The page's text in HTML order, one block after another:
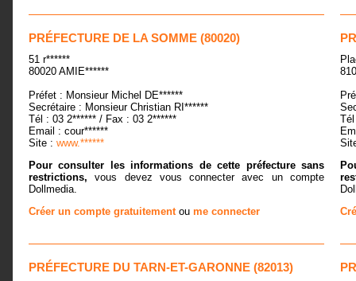
PRÉFECTURE DE LA SOMME (80020)
51 r******
80020 AMIE******
Préfet : Monsieur Michel DE******
Secrétaire : Monsieur Christian RI******
Tél : 03 2****** / Fax : 03 2******
Email : cour******
Site : www.******
Pour consulter les informations de cette préfecture sans
restrictions, vous devez vous connecter avec un compte
Dollmedia.
Créer un compte gratuitementou me connecter
PRÉFECTURE DU TARN-ET-GARONNE (82013)